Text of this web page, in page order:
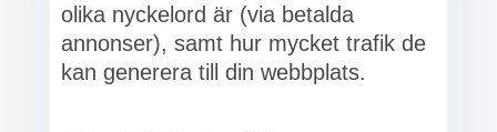
olika nyckelord är (via betalda
annonser), samt hur mycket trafik de
kan generera till din webbplats.